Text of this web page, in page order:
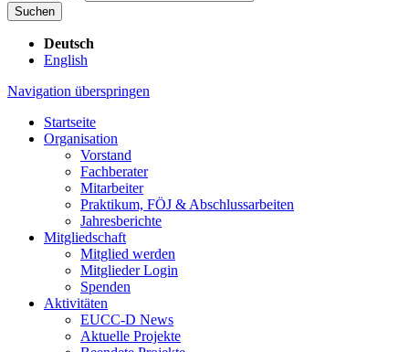
Suchen
Deutsch
English
Navigation überspringen
Startseite
Organisation
Vorstand
Fachberater
Mitarbeiter
Praktikum, FÖJ & Abschlussarbeiten
Jahresberichte
Mitgliedschaft
Mitglied werden
Mitglieder Login
Spenden
Aktivitäten
EUCC-D News
Aktuelle Projekte